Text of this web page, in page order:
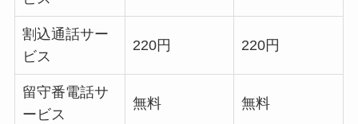
割込通話サー
ビス
220円 220円
留守番電話サ
ービス
無料 無料